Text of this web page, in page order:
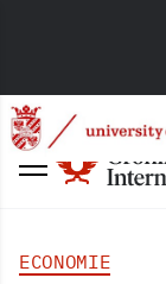
ECONOMIE